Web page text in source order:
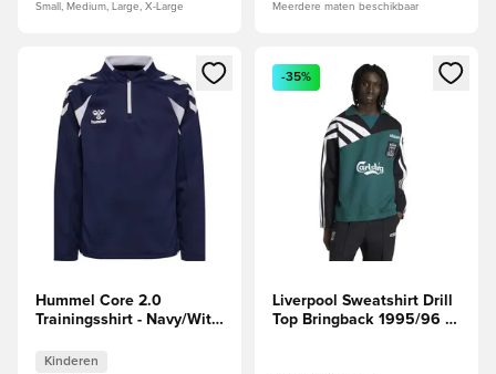
Small, Medium, Large, X-Large Meerdere maten beschikbaar
Opent een venster om in te loggen of je aan te melden als
Hummel Core 2.0
Trainingsshirt - Navy/Wit
Kinderen
Opent een venster om in te
-35%
Liverpool Sweatshirt Drill
Top Bringback 1995/96 -